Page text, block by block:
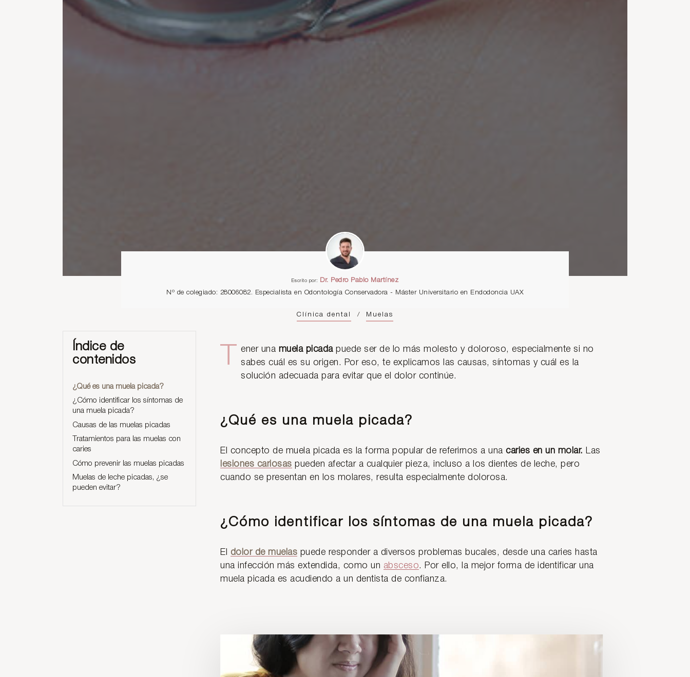
Escrito por:
Dr. Pedro Pablo Martínez
Nº de colegiado: 28006082. Especialista en Odontología Conservadora - Máster Universitario en Endodoncia UAX
Clínica dental / Muelas
ener una muela picadapuede ser de lo más molesto y doloroso, especialmente si no
sabes cuál es su origen. Por eso, te explicamos las causas, síntomas y cuál es la
solución adecuada para evitar que el dolor continúe.
¿Qué es una muela picada?
El concepto de muela picada es la forma popular de referirnos a una caries en un molar.
Las
lesiones cariosas pueden afectar a cualquier pieza, incluso a los dientes de leche, pero
cuando se presentan en los molares, resulta especialmente dolorosa.
¿Cómo identificar los síntomas de una muela picada?
El dolor de muelas puede responder a diversos problemas bucales, desde una caries hasta
una infección más extendida, como un absceso. Por ello, la mejor forma de identificar una
muela picada es acudiendo a un dentista de confianza.
Índice de
contenidos
¿Qué es una muela picada?
¿Cómo identificar los síntomas de
una muela picada?
Causas de las muelas picadas
Tratamientos para las muelas con
caries
Cómo prevenir las muelas picadas
Muelas de leche picadas, ¿se
pueden evitar?